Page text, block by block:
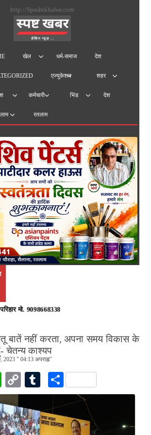
http://Spashtkhabar.com
खेल धर्म-समाज देश
एज्युकेशन शहर
कर्मचारी भिंड देश
रतलाम
बातें नहीं करता, अपना समय विकास के
चेतन्य काश्यप
2023 " 04:13 अपराह्न"
W
ha
ts
A
C
op
y
Li
u
m
bl
S
ha
re